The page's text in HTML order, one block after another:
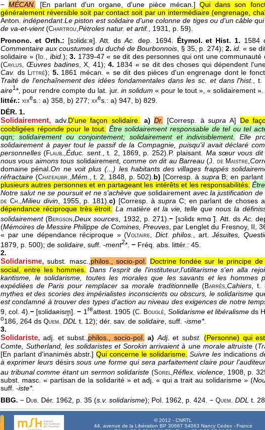
−MÉCAN. [En parlant d'un organe, d'une pièce mécan.] Qui dans son
généralement réversible soit par contact soit par un intermédiaire (engrenage,
Anton.indépendant.Le piston est solidaire d'une colonne de tiges ou d'un câble
de va-et-vient(Chartrou,Pétroles natur. et artif. , 1931
, p. 59).
Prononc. et Orth.: [sɔlidε:ʀ]. Att. dsAc. dep. 1694. Étymol. et Hist. 1. 1584
Commentaire aux coustumes du duché de Bourbonnois , § 35, p. 274); 2. id. « se
solidaire » ( Id., ibid. );3. 1739-47 « se dit des personnes qui ont une
(Caylus,Œuvres badines, X, 41);4. 1834 « se dit des choses qui dépendent
Cav. ds Littré); 5. 1861 mécan. « se dit des pièces d'un engrenage dont le
Traité de l'enchaînement des idées fondamentales dans les sc. et dans l'hist. ,
aire1 *, pour rendre compte du lat. jur. in solidum « pour le tout », « solidairement ».
littér.: xixes.: a) 358, b) 277; xxes.: a) 947, b) 829.
DÉR. 1.
Solidairement, adv.D'une façon solidaire. a) Dr. [Corresp. àsupra A]
De
coobligées réponde pour le tout. Être solidairement responsable de tel ou tel
qqn; solidairement ou conjointement; solidairement et indivisiblement.
Elle
solidairement à payer tout le passif de la Compagnie, puisqu'il avait déclaré
personnelles (Flaub.,Éduc. sent., t. 2, 1869, p. 252).P. plaisant. Ma sœur vous dit
nous vous aimons tous solidairement, comme on dit au Barreau (J. de Maistre,
domaine pénal.On ne voit plus (...) les habitants des villages frappés
réfractaire (Chateaubr.,Mém., t. 2, 1848, p. 502).b) [Corresp. à supraB; en parlant
plusieurs autres personnes et en partageant les intérêts et les responsabilités.
Notre salut ne se poursuit et ne s'achève quesolidairement avec la justification
de Ch.,Milieu divin, 1955, p. 181).c) [Corresp. à supraC; en parlant de choses
dépendance réciproque très étroit. La matière et la vie, telle que nous la
solidairement(Bergson,Deux sources , 1932 , p. 271). −[sɔlidε ʀmɑ ̃]. Att. ds Ac.
(Mémoires de Messire Philippe de Comines, Preuves, par Lenglet du Fresnoy, II,
« par une dépendance réciproque » (Voltaire, Dict. philos. , art.Jésuites,
1879, p. 500); de solidaire , suff. -ment2*. − Fréq. abs. littér.: 45.
2.
Solidarisme, subst. masc., philos., socio-pol.
Doctrine fondée sur le principe
social, entre les hommes.
Dans l'esprit de l'instituteur,l'utilitarisme s'en alla
kantisme, le solidarisme, toutes les morales que les savants et les hommes
expédiées de Paris pour remplacer sa morale traditionnelle(Barrès, Cahiers, t.
mythes et des scories des impérialistes inconscients ou obscurs, le solidarisme
est condamné à trouver des types d'action au niveau des exigences de notre
9, col. 4).− [sɔlidaʀism̭].− 1 reattest. 1905 (C. Bouglé, Solidarisme et libéralisme ds
o186, 264 ds Quem. DDL t. 12); dér. sav. de solidaire , suff. -isme*.
3.
Solidariste, adj. et subst., philos., socio-pol. a) Adj. et subst. (Personne) qui
Comte, Sutherland, les solidaristes et Sorokin arrivaient à une morale altruiste(
[En parlant d'inanimés abstr.] Qui concerne le solidarisme. Suivre les indications
à exprimer leursdésirssous une forme qui sera parfaitement claire pour
au tribunal comme étant un sermon solidariste (Sorel, Réflex. violence , 1908, p.
subst. masc. « partisan de la solidarité » et adj. « qui a trait au solidarisme » (
suff. -iste*.
BBG. − Dub. Dér. 1962, p. 35 (s.v. solidarisme); Pol. 1962, p. 424. − Quem. DDL t.
© 2012 - CNRTL
44, avenue de la Libération BP 30687 54063 Nancy Cedex - France